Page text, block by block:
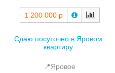
1 200 000 р
Сдаю посуточно в Яровом
квартиру
📍Яровое